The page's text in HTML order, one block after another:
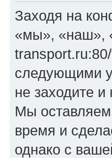
Заходя на
«мы», «наш»,
следующими
не заходите
Мы оставляем
время и
однако с